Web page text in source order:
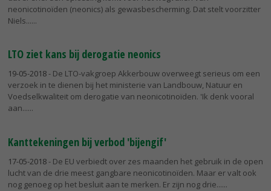
neonicotinoïden (neonics) als gewasbescherming. Dat stelt voorzitter
Niels...
LTO ziet kans bij derogatie neonics
19-05-2018- De LTO-vakgroep Akkerbouw overweegt serieus om een
verzoek in te dienen bij het ministerie van Landbouw, Natuur en
Voedselkwaliteit om derogatie van neonicotinoïden. 'Ik denk vooral
aan...
Kanttekeningen bij verbod 'bijengif'
17-05-2018- De EU verbiedt over zes maanden het gebruik in de open
lucht van de drie meest gangbare neonicotinoïden. Maar er valt ook
nog genoeg op het besluit aan te merken. Er zijn nog drie...